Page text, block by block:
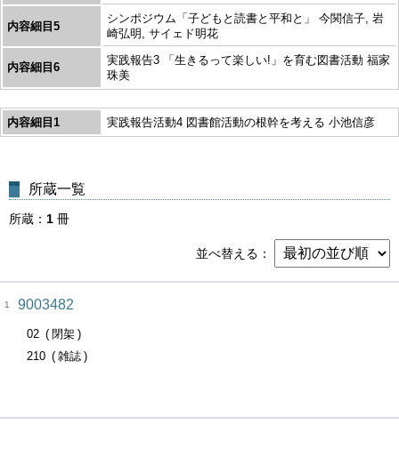
内容細目5
シンポジウム「子どもと読書と平和と」 今関信子, 岩
崎弘明, サイェド明花
内容細目6
実践報告3 「生きるって楽しい!」を育む図書活動 福家
珠美
内容細目1 実践報告活動4 図書館活動の根幹を考える 小池信彦
所蔵一覧
所蔵 1 冊
並べ替える
1 9003482
02
閉架
210
雑誌